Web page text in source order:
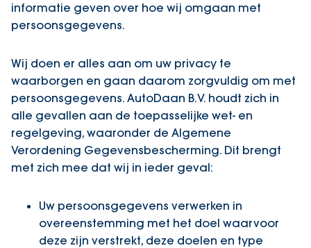
informatie geven over hoe wij omgaan met
persoonsgegevens.
Wij doen er alles aan om uw privacy te
waarborgen en gaan daarom zorgvuldig om met
persoonsgegevens. AutoDaan B.V. houdt zich in
alle gevallen aan de toepasselijke wet- en
regelgeving, waaronder de Algemene
Verordening Gegevensbescherming. Dit brengt
met zich mee dat wij in ieder geval:
Uw persoonsgegevens verwerken in
overeenstemming met het doel waarvoor
deze zijn verstrekt, deze doelen en type